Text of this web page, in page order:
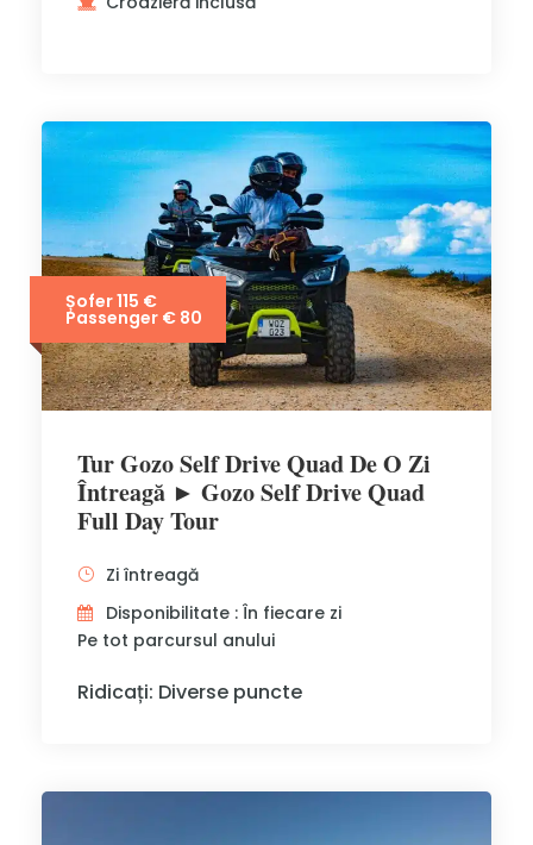
Șofer 115 €
Passenger € 80
Tur Gozo Self Drive Quad De O Zi
Întreagă ► Gozo Self Drive Quad
Full Day Tour
Zi întreagă
Disponibilitate : În fiecare zi
Pe tot parcursul anului
Ridicați: Diverse puncte